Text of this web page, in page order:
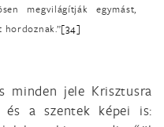
megvilágítják egymást,
hordoznak.”[34]
minden jele Krisztusra
és a szentek képei is: